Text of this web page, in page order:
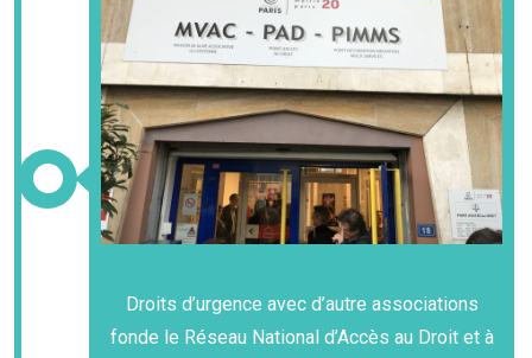
Droits d’urgence avec d’autre associations
fonde le Réseau National d’Accès au Droit et à